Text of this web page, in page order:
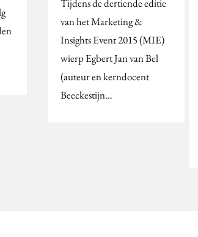
Tijdens de dertiende editie
van het Marketing &
Insights Event 2015 (MIE)
wierp Egbert Jan van Bel
(auteur en kerndocent
Beeckestijn…